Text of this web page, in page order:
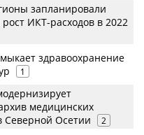
запланировали
ИКТ-расходов в 2022
здравоохранение
1
медицинских
Северной Осетии
2